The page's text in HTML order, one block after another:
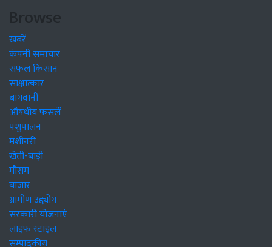
Browse
खबरें
कंपनी समाचार
सफल किसान
साक्षात्कार
बागवानी
औषधीय फसलें
पशुपालन
मशीनरी
खेती-बाड़ी
मौसम
बाजार
ग्रामीण उद्द्योग
सरकारी योजनाएं
लाइफ स्टाइल